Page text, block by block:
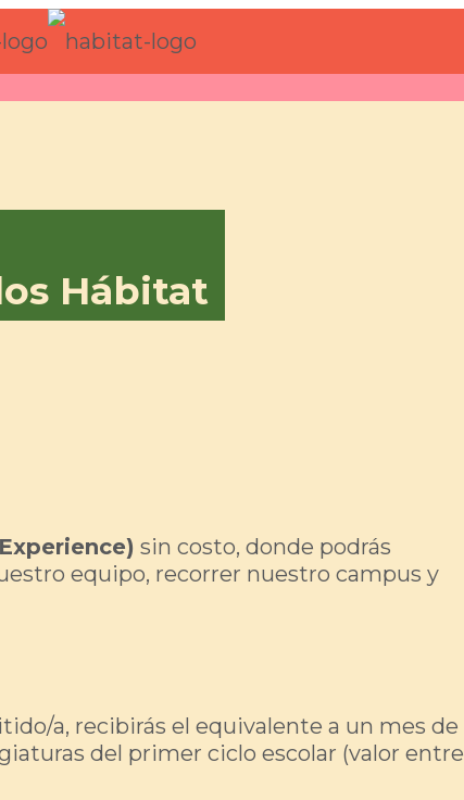
Hábitat
sin costo, donde podrás
equipo, recorrer nuestro campus y
a, recibirás el equivalente a un mes de
del primer ciclo escolar (valor entre